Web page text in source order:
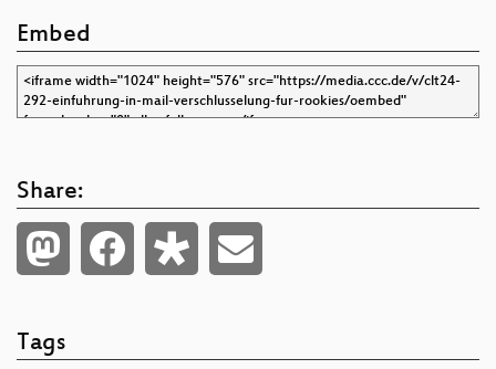
Embed
Share:
Tags